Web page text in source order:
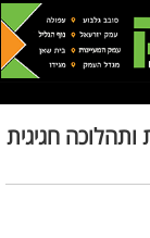
חגיגית